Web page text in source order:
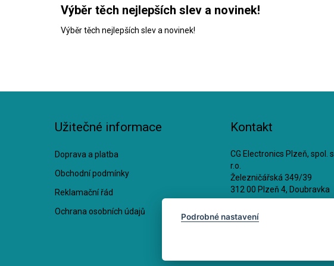
Výběr těch nejlepších slev a novinek!
Výběr těch nejlepších slev a novinek!
Užitečné informace
Doprava a platba
Obchodní podmínky
Reklamační řád
Ochrana osobních údajů
Kontakt
CG Electronics Plzeň, spol. s
r.o.
Železničářská 349/39
312 00 Plzeň 4, Doubravka
IČ: 25218409
DIČ: CZ25218409
Podrobné nastavení